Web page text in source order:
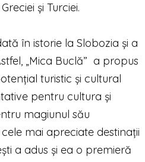
și Turciei.
în istorie la Slobozia și a
„Mica Buclă” a propus
turistic și cultural
pentru cultura și
magiunul său
mai apreciate destinații
a adus și ea o premieră